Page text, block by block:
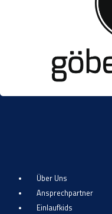
Über Uns
Ansprechpartner
Einlaufkids